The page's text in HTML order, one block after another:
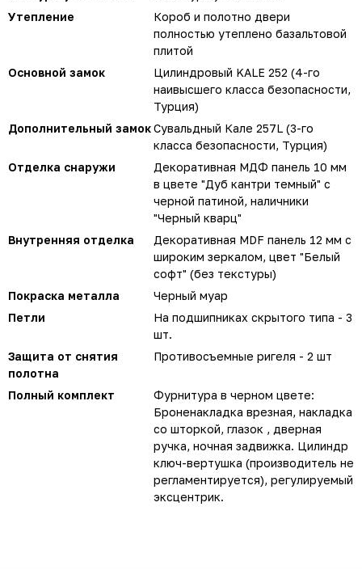
Утепление
Короб и полотно двери
полностью утеплено базальтовой
плитой
Основной замок
Цилиндровый KALE 252 (4-го
наивысшего класса безопасности,
Турция)
Дополнительный замокСувальдный Кале 257L (3-го
класса безопасности, Турция)
Отделка снаружи
Декоративная МДФ панель 10 мм
в цвете "Дуб кантри темный" с
черной патиной, наличники
"Черный кварц"
Внутренняя отделка
Декоративная MDF панель 12 мм с
широким зеркалом, цвет "Белый
софт" (без текстуры)
Покраска металла
Черный муар
Петли
На подшипниках скрытого типа - 3
шт.
Защита от снятия
полотна
Противосъемные ригеля - 2 шт
Полный комплект
Фурнитура в черном цвете:
Броненакладка врезная, накладка
со шторкой, глазок , дверная
ручка, ночная задвижка. Цилиндр
ключ-вертушка (производитель не
регламентируется), регулируемый
эксцентрик.